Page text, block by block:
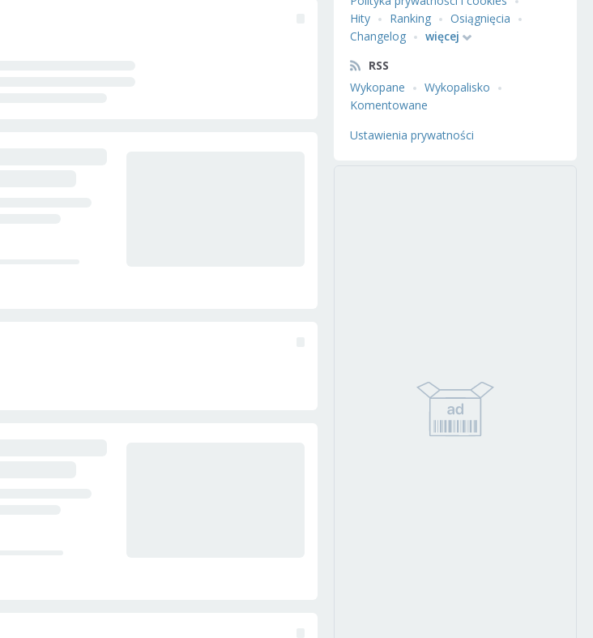
Hity
Ranking
Osiągnięcia
Changelog
więcej
RSS
Wykopane
Wykopalisko
Komentowane
Ustawienia prywatności